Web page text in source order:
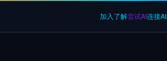
加入了解尝试AI连接AI